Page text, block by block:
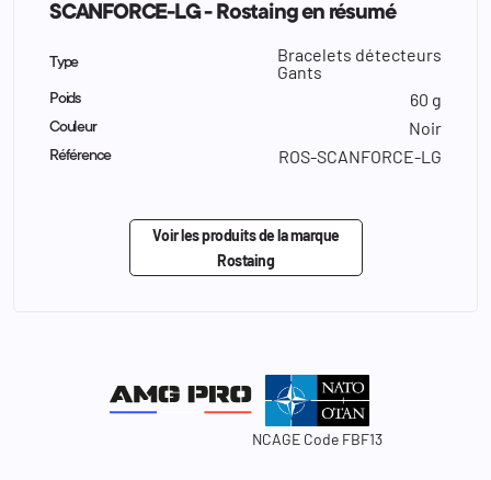
SCANFORCE-LG - Rostaing en résumé
Type
Bracelets détecteurs
Gants
Poids 60 g
Couleur Noir
Référence ROS-SCANFORCE-LG
Voir les produits de la marque
Rostaing
NCAGE Code FBF13